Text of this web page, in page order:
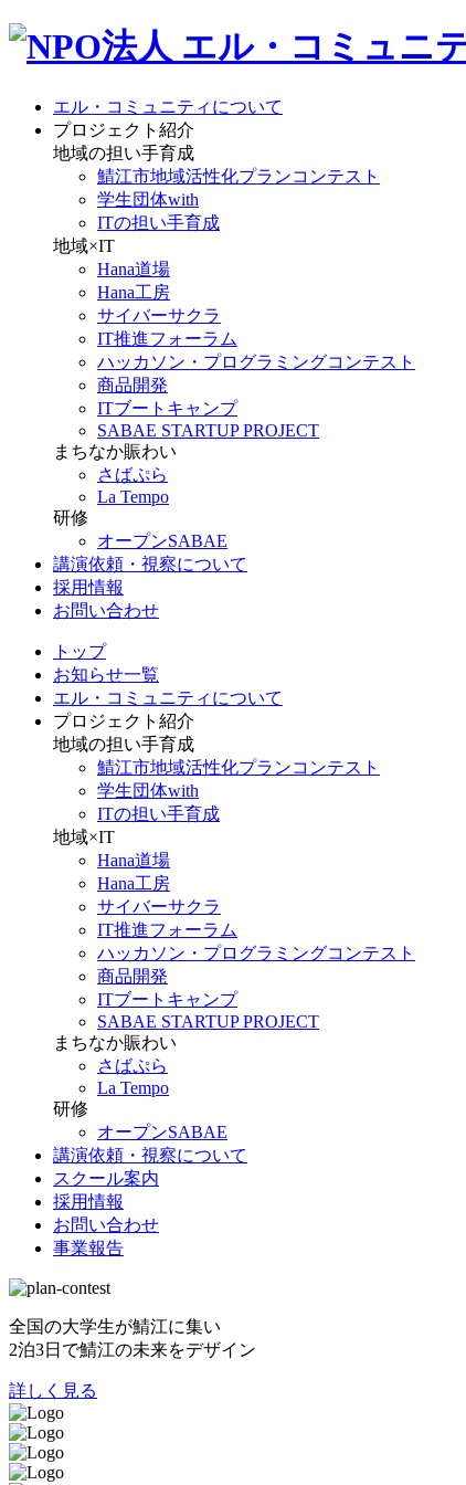
エル・コミュニティについて
プロジェクト紹介
地域の担い手育成
鯖江市地域活性化プランコンテスト
学生団体with
ITの担い手育成
地域×IT
Hana道場
Hana工房
サイバーサクラ
IT推進フォーラム
ハッカソン・プログラミングコンテスト
商品開発
ITブートキャンプ
SABAE STARTUP PROJECT
まちなか賑わい
さばぷら
La Tempo
研修
オープンSABAE
講演依頼・視察について
採用情報
お問い合わせ
トップ
お知らせ一覧
エル・コミュニティについて
プロジェクト紹介
地域の担い手育成
鯖江市地域活性化プランコンテスト
学生団体with
ITの担い手育成
地域×IT
Hana道場
Hana工房
サイバーサクラ
IT推進フォーラム
ハッカソン・プログラミングコンテスト
商品開発
ITブートキャンプ
SABAE STARTUP PROJECT
まちなか賑わい
さばぷら
La Tempo
研修
オープンSABAE
講演依頼・視察について
スクール案内
採用情報
お問い合わせ
事業報告
全国の大学生が鯖江に集い
2泊3日で鯖江の未来をデザイン
詳しく見る